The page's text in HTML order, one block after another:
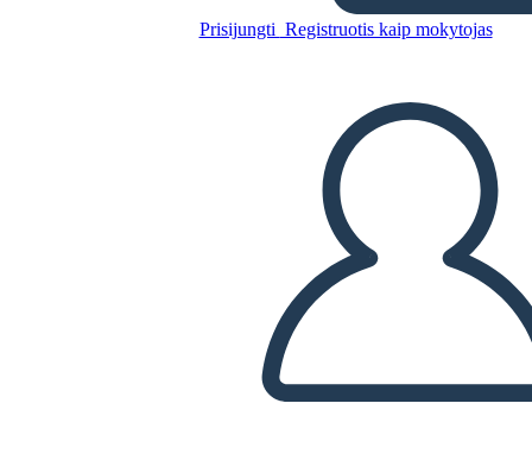
Prisijungti Registruotis kaip mokytojas
SUKURTI SIUŽETINĘ LENTĄ
PALEISTI SKAIDRIŲ DEMONSTRACIJĄ
SKAITYK MAN